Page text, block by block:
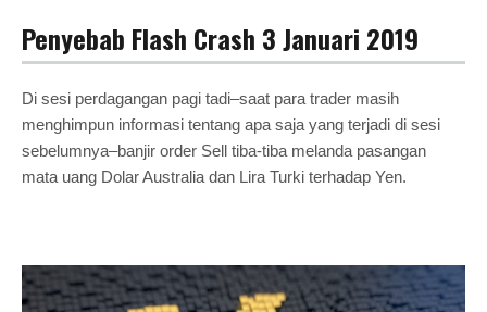
Penyebab Flash Crash 3 Januari 2019
Di sesi perdagangan pagi tadi–saat para trader masih
menghimpun informasi tentang apa saja yang terjadi di sesi
sebelumnya–banjir order Sell tiba-tiba melanda pasangan
mata uang Dolar Australia dan Lira Turki terhadap Yen.